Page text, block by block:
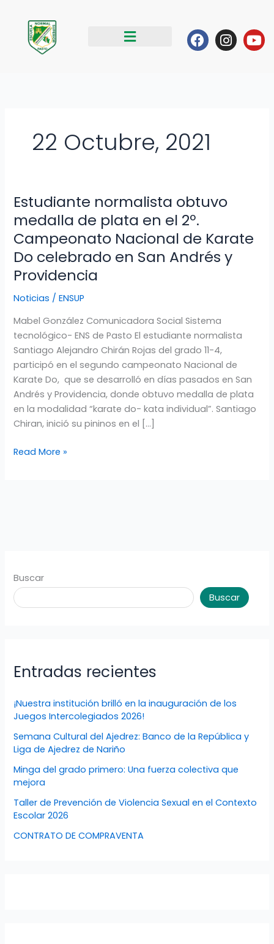
contenido
Facebook
22 Octubre, 2021
Estudiante normalista obtuvo
medalla de plata en el 2º.
Campeonato Nacional de Karate
Do celebrado en San Andrés y
Providencia
Noticias /ENSUP
Mabel González Comunicadora Social Sistema
tecnológico- ENS de Pasto El estudiante normalista
Santiago Alejandro Chirán Rojas del grado 11-4,
participó en el segundo campeonato Nacional de
Karate Do, que se desarrolló en días pasados en San
Andrés y Providencia, donde obtuvo medalla de plata
en la modalidad “karate do- kata individual”. Santiago
Chiran, inició su pininos en el […]
Estudiante
normalista
obtuvo
medalla
de
plata
el
2º.
Campeonato
Nacional
de
Karate
Do
celebrado
en
Andrés
Read More »
Buscar
Buscar
Entradas recientes
¡Nuestra institución brilló en la inauguración de los
Juegos Intercolegiados 2026!
Semana Cultural del Ajedrez: Banco de la República y
Liga de Ajedrez de Nariño
Minga del grado primero: Una fuerza colectiva que
mejora
Taller de Prevención de Violencia Sexual en el Contexto
Escolar 2026
CONTRATO DE COMPRAVENTA